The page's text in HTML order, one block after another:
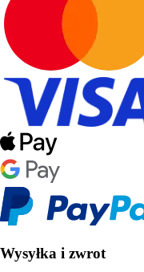
Wysyłka i zwrot